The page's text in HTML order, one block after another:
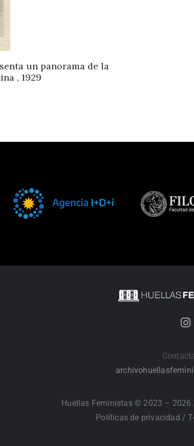
un panorama de la
, 1929
Huellas Feministas © 2023 –
Políticas de privacidad /